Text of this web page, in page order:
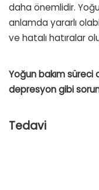
daha önemlidir.
anlamda yararlı
ve hatalı hatıralar
Yoğun bakım
depresyon gibi
Tedavi